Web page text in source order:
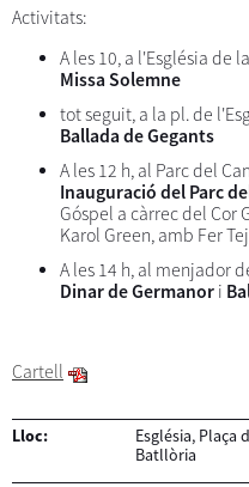
Activitats:
A les 10, a l'Església de
Missa Solemne
tot seguit, a la pl. de
Ballada de Gegants
A les 12 h, al Parc del
Inauguració del Parc
Góspel a càrrec del Cor
Karol Green, amb Fer
A les 14 h, al menjador
Dinar de Germanor i
Cartell
Lloc:
Església, Plaça
Batllòria